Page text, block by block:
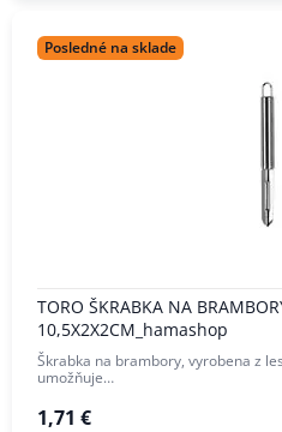
Posledné na sklade
TORO ŠKRABKA NA
10,5X2X2CM_hamashop
Škrabka na brambory, vyrobena z
umožňuje…
1,71 €